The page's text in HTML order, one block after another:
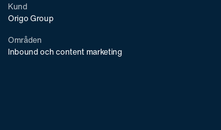
Kund
Origo Group
Områden
Inbound och content marketing